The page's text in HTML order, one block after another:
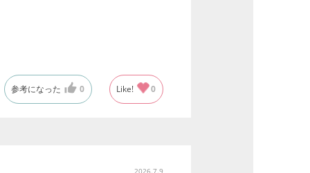
参考になった 0 Like! 0
2026.7.9